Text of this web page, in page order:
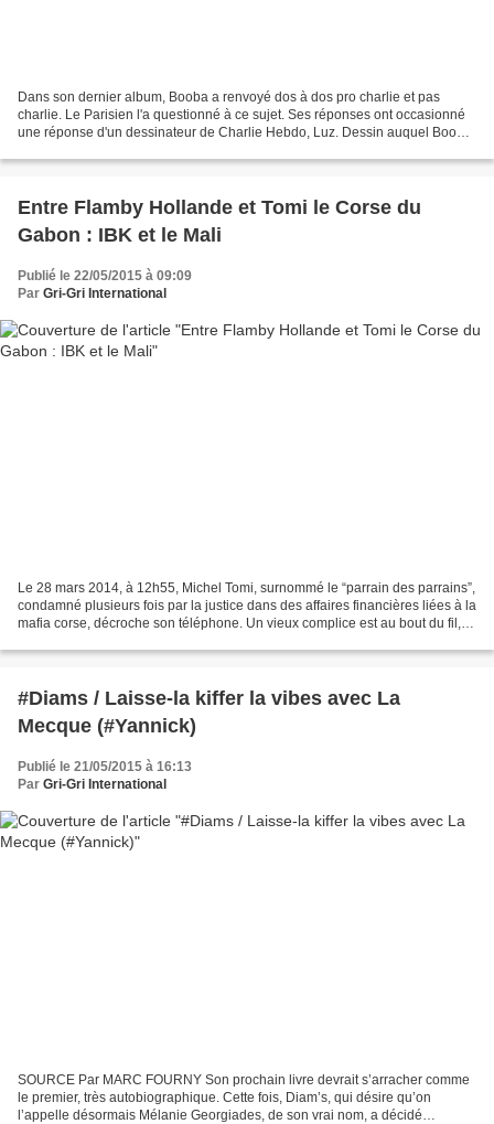
Dans son dernier album, Booba a renvoyé dos à dos pro charlie et pas
charlie. Le Parisien l'a questionné à ce sujet. Ses réponses ont occasionné
une réponse d'un dessinateur de Charlie Hebdo, Luz. Dessin auquel Booba
Entre Flamby Hollande et Tomi le Corse du
Gabon : IBK et le Mali
Publié le 22/05/2015 à 09:09
Par Gri-Gri International
Le 28 mars 2014, à 12h55, Michel Tomi, surnommé le “parrain des parrains”,
condamné plusieurs fois par la justice dans des affaires financières liées à la
mafia corse, décroche son téléphone. Un vieux complice est au bout du fil,
#Diams / Laisse-la kiffer la vibes avec La
Mecque (#Yannick)
Publié le 21/05/2015 à 16:13
Par Gri-Gri International
SOURCE Par MARC FOURNY Son prochain livre devrait s’arracher comme
le premier, très autobiographique. Cette fois, Diam’s, qui désire qu’on
l’appelle désormais Mélanie Georgiades, de son vrai nom, a décidé